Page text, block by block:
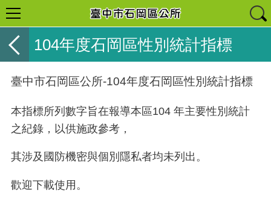
104年度石岡區性別統計指標
臺中市石岡區公所-104年度石岡區性別統計指標
本指標所列數字旨在報導本區104 年主要性別統計
之紀錄，以供施政參考，
其涉及國防機密與個別隱私者均未列出。
歡迎下載使用。